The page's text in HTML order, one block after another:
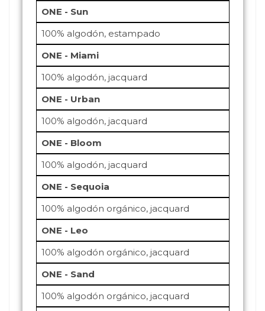
ONE - Sun
100% algodón, estampado
ONE - Miami
100% algodón, jacquard
ONE - Urban
100% algodón, jacquard
ONE - Bloom
100% algodón, jacquard
ONE - Sequoia
100% algodón orgánico, jacquard
ONE - Leo
100% algodón orgánico, jacquard
ONE - Sand
100% algodón orgánico, jacquard